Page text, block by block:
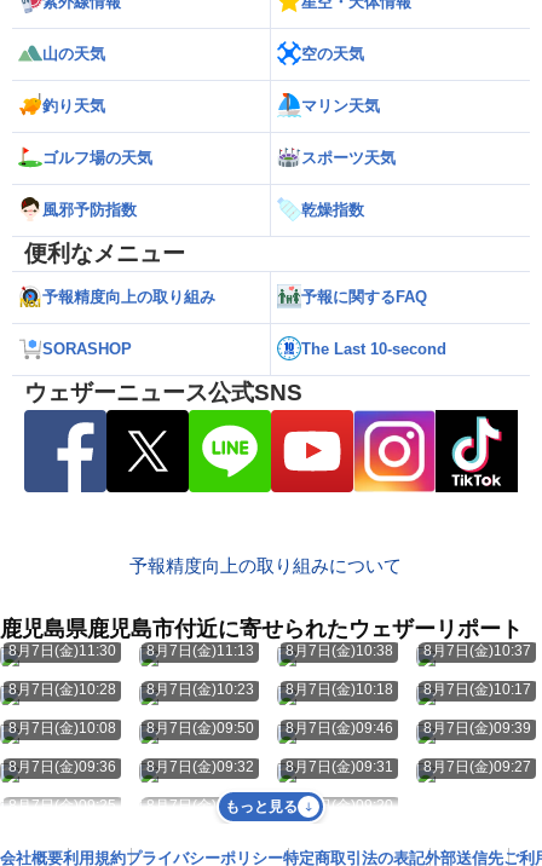
山の天気 空の天気
釣り天気 マリン天気
ゴルフ場の天気 スポーツ天気
風邪予防指数 乾燥指数
便利なメニュー
予報精度向上の取り組み 予報に関するFAQ
SORASHOP The Last 10-second
ウェザーニュース公式SNS
予報精度向上の取り組みについて
鹿児島県鹿児島市付近に寄せられたウェザーリポート
8月7日(金)11:30 8月7日(金)11:13 8月7日(金)10:38 8月7日(金)10:37
8月7日(金)10:28 8月7日(金)10:23 8月7日(金)10:18 8月7日(金)10:17
8月7日(金)10:08 8月7日(金)09:50 8月7日(金)09:46 8月7日(金)09:39
8月7日(金)09:36 8月7日(金)09:32 8月7日(金)09:31 8月7日(金)09:27
8月7日(金)09:25 8月7日(金)09:21 8月7日(金)09:20
もっと見る
会社概要利用規約プライバシーポリシー特定商取引法の表記外部送信先ご利